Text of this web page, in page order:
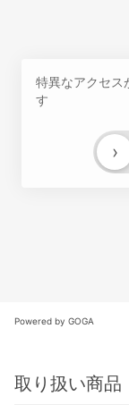
特異なアクセス
す
›
Powered by GOGA
取り扱い商品